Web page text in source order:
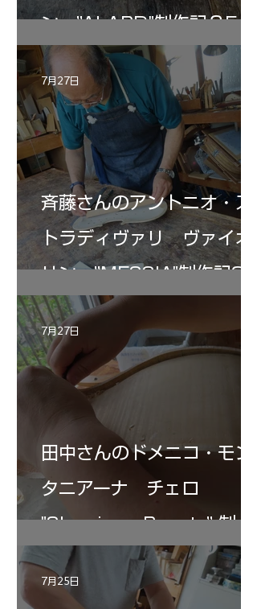
ン ”ALARD"制作記３5
斉藤さんのアントニオ・ス
トラディヴァリ ヴァイオ
リン ”MESSIA"制作記33
7月27日
田中さんのドメニコ・モン
タニアーナ チェロ
"Sleeping・Beauty” 制作
記 30
7月27日
7月25日